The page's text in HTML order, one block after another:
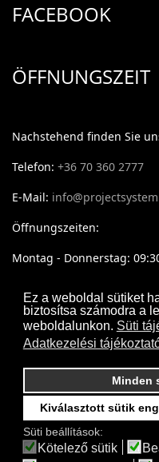
Ez a weboldal sütiket
biztosítsa számodra a
weboldalunkon. Süti
Adatkezelési
Kiválasztott sütik
Minden
Süti beállítások:
Kötelező sütik
FACEBOOK
ÖFFNUNGSZEIT
Nachstehend finden Sie
Telefon: +36 70 360 2777
E-Mail:
Öffnungszeiten:
Montag - Donnerstag: